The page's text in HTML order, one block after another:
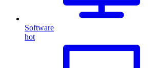
Software
hot